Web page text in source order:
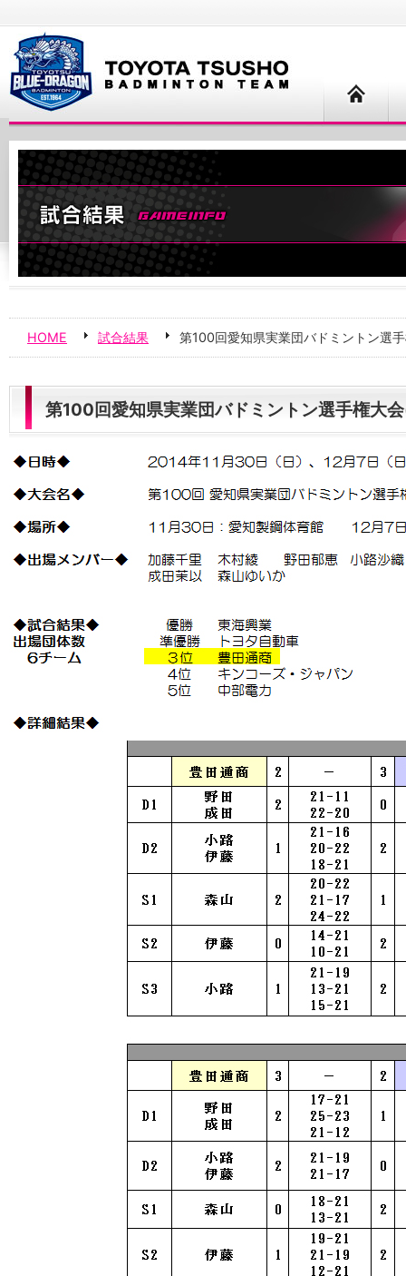
HOME 試合結果 第100回愛知県実業団バドミントン選
第100回愛知県実業団バドミントン選手権大